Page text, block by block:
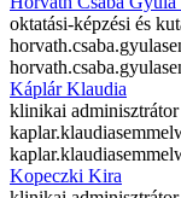
oktatási-képzési és
horvath.csaba.gyula
horvath.csaba.gyula
Káplár Klaudia
klinikai adminisztrátor
kaplar.klaudia
kaplar.klaudia
Kopeczki Kira